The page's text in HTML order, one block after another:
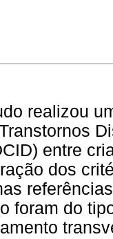
realizou
entre
dos
foram do